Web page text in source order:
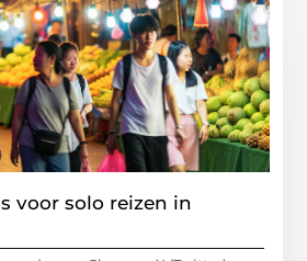
voor solo reizen in